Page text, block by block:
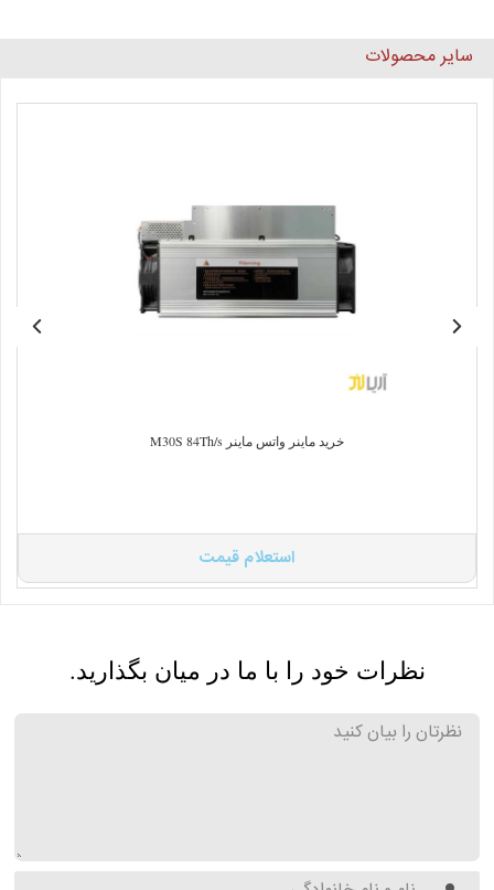
سایر محصولات
خرید ماینر واتس ماینر M30S 84Th/s
استعلام قیمت
نظرات خود را با ما در میان بگذارید.